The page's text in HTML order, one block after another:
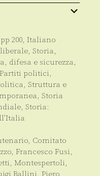
200, Italiano
, Storia,
difesa e sicurezza,
Partiti politici,
, Struttura e
, Storia
, Storia:
, Comitato
, Francesco Fusi,
, Montespertoli,